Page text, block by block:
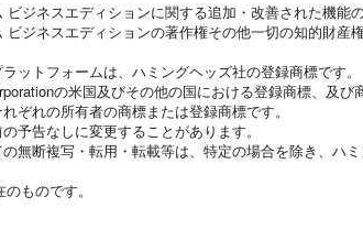
ジネスエディションに関する追加・改善された機能の
ジネスエディションの著作権その他一切の知的財産
ットフォームは、ハミングヘッズ社の登録商標です。
の米国及びその他の国における登録商標、及び
ぞれの所有者の商標または登録商標です。
予告なしに変更することがあります。
無断複写・転用・転載等は、特定の場合を除き、ハ
ものです。